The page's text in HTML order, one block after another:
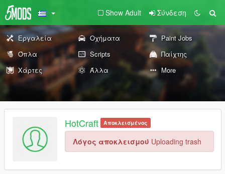
Show Adult Σύνδεση
Εργαλεία Οχήματα
Paint Jobs
Όπλα
Scripts
Παίχτης
Χάρτες
Άλλα More
HotCraft Αποκλεισμένος
Λόγος αποκλεισμού Uploading trash